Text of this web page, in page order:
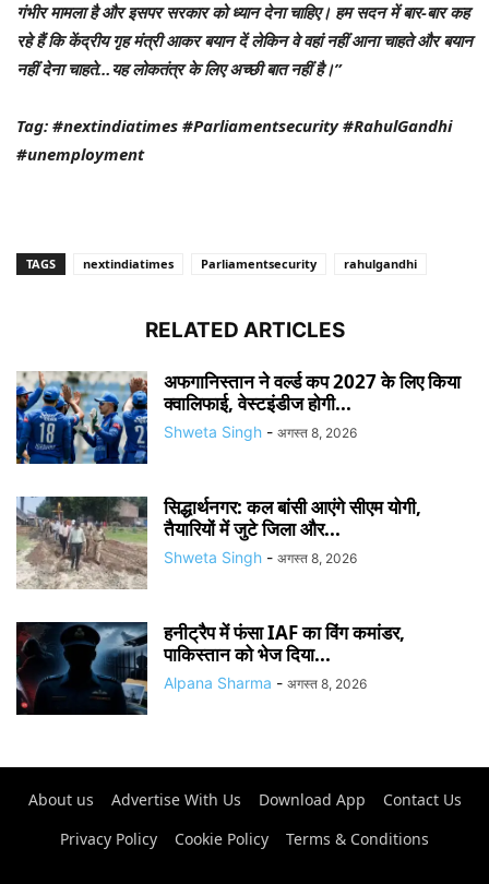
गंभीर मामला है और इसपर सरकार को ध्यान देना चाहिए। हम सदन में बार-बार कह
रहे हैं कि केंद्रीय गृह मंत्री आकर बयान दें लेकिन वे वहां नहीं आना चाहते और बयान
नहीं देना चाहते…यह लोकतंत्र के लिए अच्छी बात नहीं है।”
Tag: #nextindiatimes #Parliamentsecurity #RahulGandhi
#unemployment
TAGS nextindiatimes Parliamentsecurity rahulgandhi
RELATED ARTICLES
अफगानिस्तान ने वर्ल्ड कप 2027 के लिए किया
क्वालिफाई, वेस्टइंडीज होगी...
Shweta Singh - अगस्त 8, 2026
सिद्धार्थनगर: कल बांसी आएंगे सीएम योगी,
तैयारियों में जुटे जिला और...
Shweta Singh - अगस्त 8, 2026
हनीट्रैप में फंसा IAF का विंग कमांडर,
पाकिस्तान को भेज दिया...
Alpana Sharma - अगस्त 8, 2026
About us Advertise With Us Download App
Contact Us
Privacy Policy
Cookie Policy Terms & Conditions